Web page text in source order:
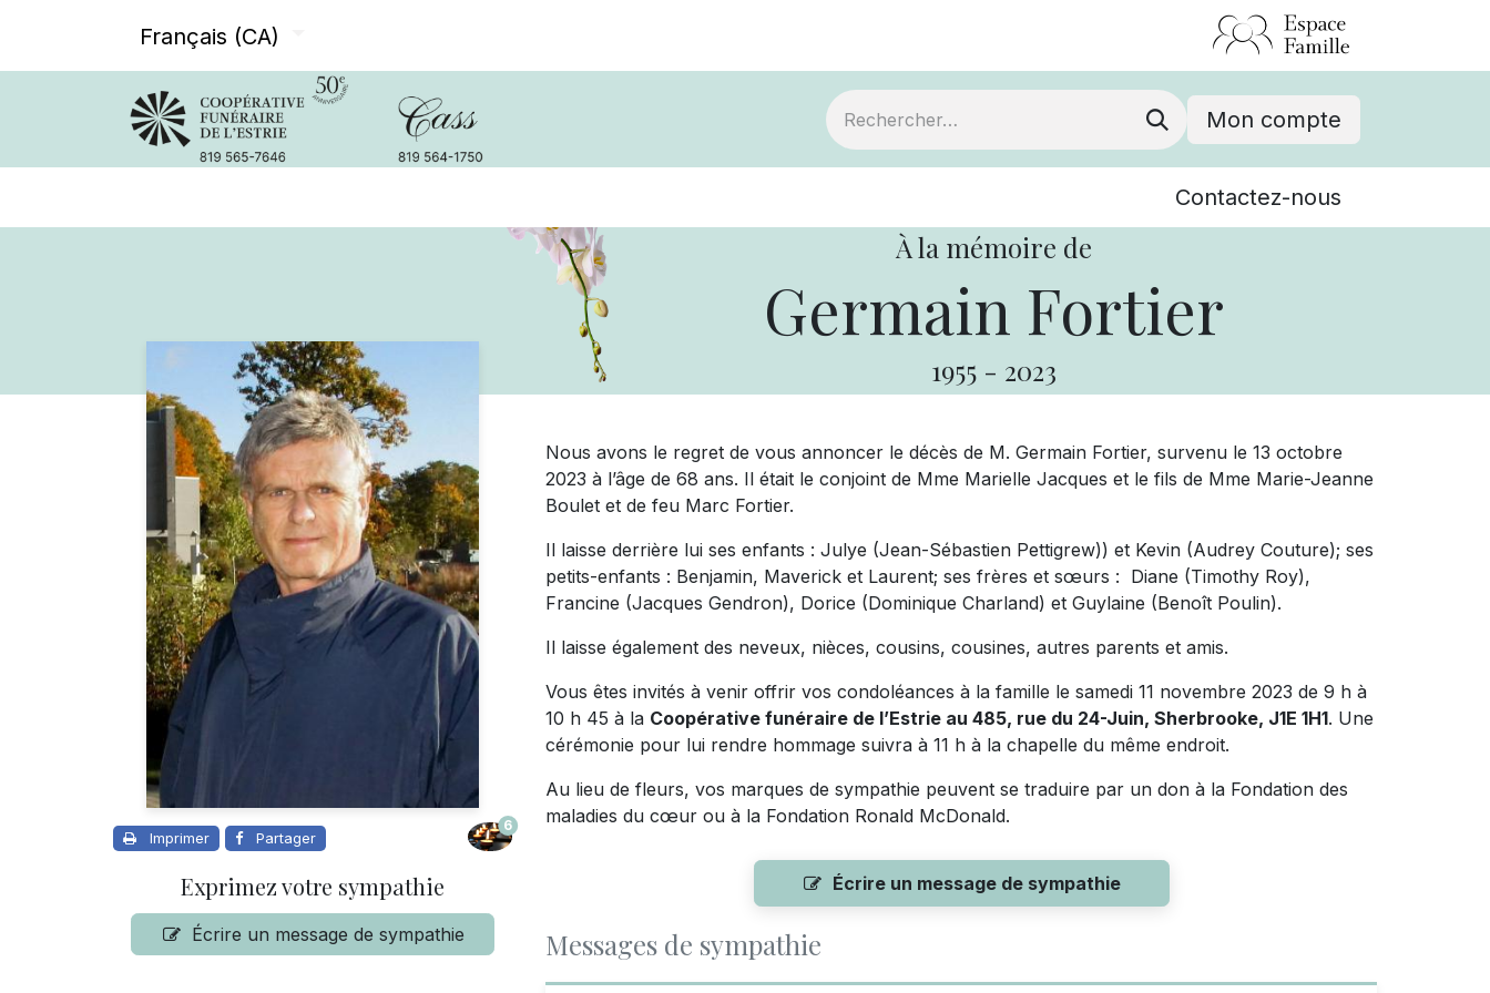
Français (CA)
Mon compte
Événements
Contactez-nous
À la mémoire de
Germain Fortier
1955 - 2023
Imprimer Partager
6
Exprimez votre sympathie
Écrire un message de sympathie
Nous avons le regret de vous annoncer le décès de M. Germain Fortier, survenu le 13 octobre
2023 à l’âge de 68 ans. Il était le conjoint de Mme Marielle Jacques et le fils de Mme Marie-Jeanne
Boulet et de feu Marc Fortier.
Il laisse derrière lui ses enfants : Julye (Jean-Sébastien Pettigrew)) et Kevin (Audrey Couture); ses
petits-enfants : Benjamin, Maverick et Laurent; ses frères et sœurs : Diane (Timothy Roy),
Francine (Jacques Gendron), Dorice (Dominique Charland) et Guylaine (Benoît Poulin).
Il laisse également des neveux, nièces, cousins, cousines, autres parents et amis.
Vous êtes invités à venir offrir vos condoléances à la famille le samedi 11 novembre 2023 de 9 h à
10 h 45 à la Coopérative funéraire de l’Estrie au 485, rue du 24-Juin, Sherbrooke, J1E 1H1. Une
cérémonie pour lui rendre hommage suivra à 11 h à la chapelle du même endroit.
Au lieu de fleurs, vos marques de sympathie peuvent se traduire par un don à la Fondation des
maladies du cœur ou à la Fondation Ronald McDonald.
Écrire un message de sympathie
Messages de sympathie